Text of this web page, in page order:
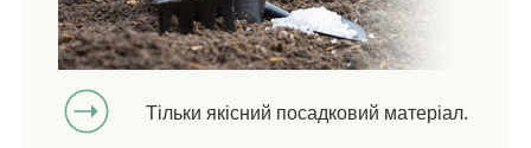
Тільки якісний посадковий матеріал.